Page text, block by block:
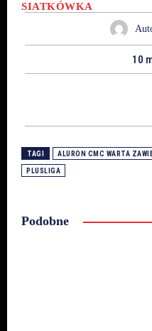
SIATKÓWKA
10
TAGI ALURON CMC WARTA
PLUSLIGA
Podobne